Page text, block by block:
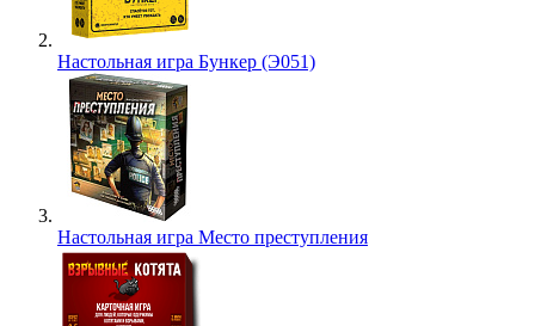
Настольная игра Бункер (Э051)
Настольная игра Место преступления